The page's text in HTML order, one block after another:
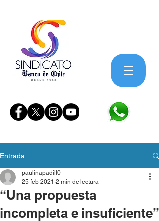
Entrada
“Una propuesta
incompleta e insuficiente”
paulinapadill0
25 feb 2021 2 min de lectura